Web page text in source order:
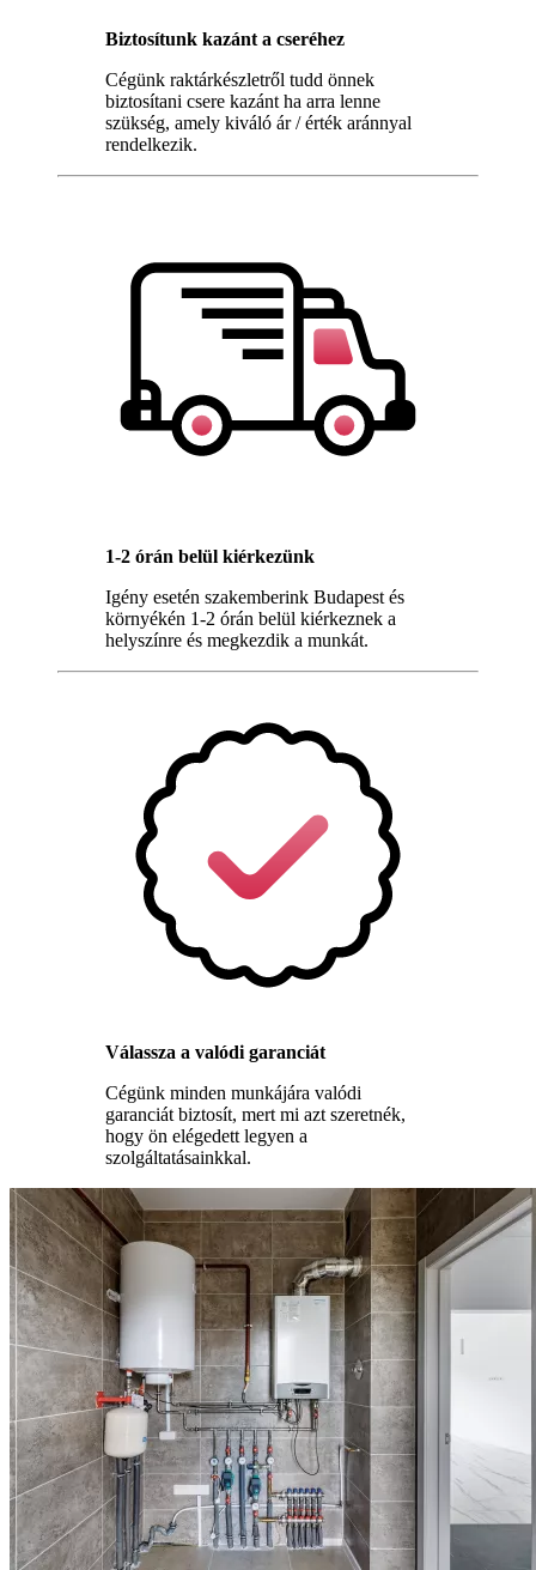
Biztosítunk kazánt a cseréhez
Cégünk raktárkészletről tudd önnek
biztosítani csere kazánt ha arra lenne
szükség, amely kiváló ár / érték aránnyal
rendelkezik.
1-2 órán belül kiérkezünk
Igény esetén szakemberink Budapest és
környékén 1-2 órán belül kiérkeznek a
helyszínre és megkezdik a munkát.
Válassza a valódi garanciát
Cégünk minden munkájára valódi
garanciát biztosít, mert mi azt szeretnék,
hogy ön elégedett legyen a
szolgáltatásainkkal.